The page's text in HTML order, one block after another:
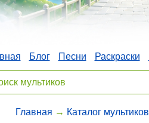
Блог Песни Раскраски
Главная → Каталог мультиков